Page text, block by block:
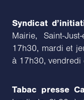
Syndicat
Mairie, Saint-
17h30, mardi et
à 17h30,
Tabac presse